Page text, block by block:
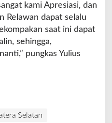
kami Apresiasi, dan
Relawan dapat selalu
saat ini dapat
sehingga,
pungkas Yulius
Selatan